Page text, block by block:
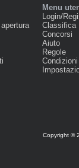
Menu
Login/
Classifica
Concorsi
Aiuto
Regole
Condizioni
Copyright ©